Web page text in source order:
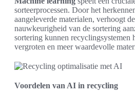
sorteerprocessen. Door het
aangeleverde materialen, verhoogt
nauwkeurigheid van de sortering
sortering kunnen recyclingsystemen
vergroten en meer waardevolle
Voordelen van AI in recycling